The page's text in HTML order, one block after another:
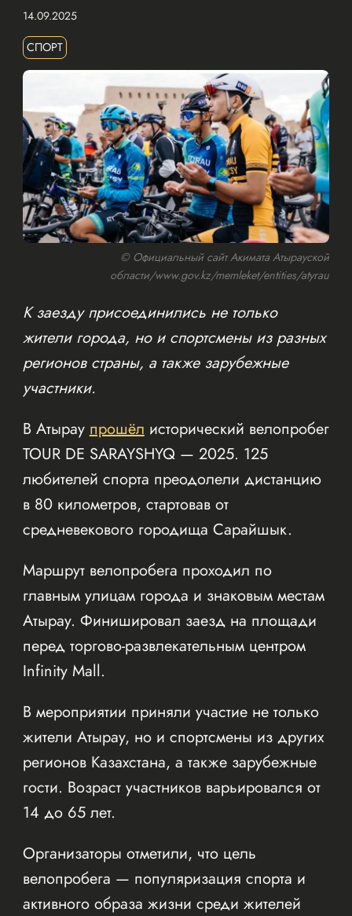
14.09.2025
СПОРТ
© Официальный сайт Акимата Атырауской
области/www.gov.kz/memleket/entities/atyrau
К заезду присоединились не только
жители города, но и спортсмены из разных
регионов страны, а также зарубежные
участники.
В Атырау прошёл исторический велопробег
TOUR DE SARAYSHYQ — 2025. 125
любителей спорта преодолели дистанцию
в 80 километров, стартовав от
средневекового городища Сарайшык.
Маршрут велопробега проходил по
главным улицам города и знаковым местам
Атырау. Финишировал заезд на площади
перед торгово-развлекательным центром
Infinity Mall.
В мероприятии приняли участие не только
жители Атырау, но и спортсмены из других
регионов Казахстана, а также зарубежные
гости. Возраст участников варьировался от
14 до 65 лет.
Организаторы отметили, что цель
велопробега — популяризация спорта и
активного образа жизни среди жителей